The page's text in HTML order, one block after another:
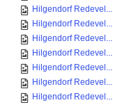
Hilgendorf Redevel...
Hilgendorf Redevel...
Hilgendorf Redevel...
Hilgendorf Redevel...
Hilgendorf Redevel...
Hilgendorf Redevel...
Hilgendorf Redevel...